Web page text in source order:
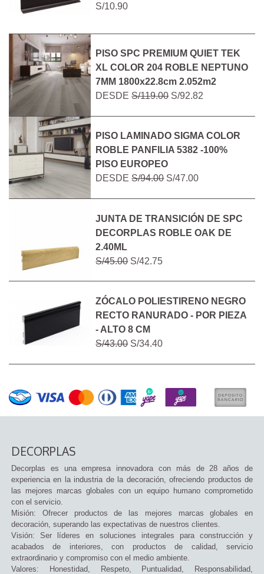
S/10.90
PISO SPC PREMIUM QUIET TEK
XL COLOR 204 ROBLE NEPTUNO
7MM 1800x22.8cm 2.052m2
DESDES/119.00S/92.82
PISO LAMINADO SIGMA COLOR
ROBLE PANFILIA 5382 -100%
PISO EUROPEO
DESDES/94.00S/47.00
JUNTA DE TRANSICIÓN DE SPC
DECORPLAS ROBLE OAK DE
2.40ML
S/45.00S/42.75
ZÓCALO POLIESTIRENO NEGRO
RECTO RANURADO - POR PIEZA
- ALTO 8 CM
S/43.00S/34.40
DECORPLAS
Decorplas es una empresa innovadora con más de 28 años de
experiencia en la industria de la decoración, ofreciendo productos de
las mejores marcas globales con un equipo humano comprometido
con el servicio.
Misión: Ofrecer productos de las mejores marcas globales en
decoración, superando las expectativas de nuestros clientes.
Visión: Ser líderes en soluciones integrales para construcción y
acabados de interiores, con productos de calidad, servicio
extraordinario y compromiso con el medio ambiente.
Valores: Honestidad, Respeto, Puntualidad, Responsabilidad,